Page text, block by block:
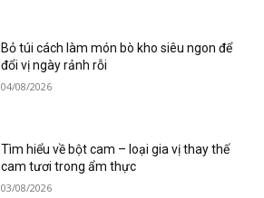
Bỏ túi cách làm món bò kho siêu ngon để
đổi vị ngày rảnh rỗi
04/08/2026
Tìm hiểu về bột cam – loại gia vị thay thế
cam tươi trong ẩm thực
03/08/2026